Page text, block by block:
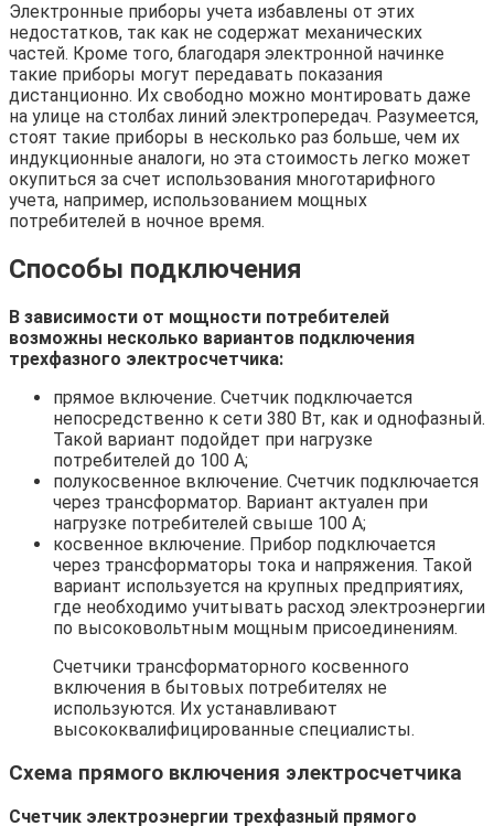
Электронные приборы учета избавлены от этих
недостатков, так как не содержат механических
частей. Кроме того, благодаря электронной начинке
такие приборы могут передавать показания
дистанционно. Их свободно можно монтировать даже
на улице на столбах линий электропередач. Разумеется,
стоят такие приборы в несколько раз больше, чем их
индукционные аналоги, но эта стоимость легко может
окупиться за счет использования многотарифного
учета, например, использованием мощных
потребителей в ночное время.
Способы подключения
В зависимости от мощности потребителей
возможны несколько вариантов подключения
трехфазного электросчетчика:
прямое включение. Счетчик подключается
непосредственно к сети 380 Вт, как и однофазный.
Такой вариант подойдет при нагрузке
потребителей до 100 А;
полукосвенное включение. Счетчик подключается
через трансформатор. Вариант актуален при
нагрузке потребителей свыше 100 А;
косвенное включение. Прибор подключается
через трансформаторы тока и напряжения. Такой
вариант используется на крупных предприятиях,
где необходимо учитывать расход электроэнергии
по высоковольтным мощным присоединениям.
Счетчики трансформаторного косвенного
включения в бытовых потребителях не
используются. Их устанавливают
высококвалифицированные специалисты.
Схема прямого включения электросчетчика
Счетчик электроэнергии трехфазный прямого